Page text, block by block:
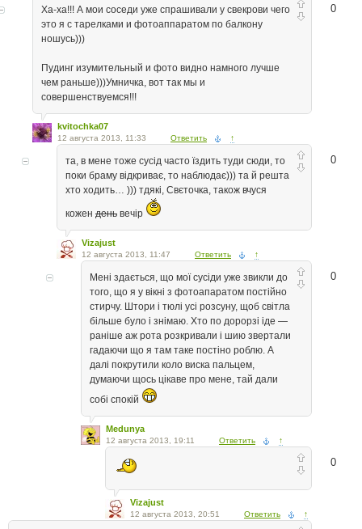
0
Ха-ха!!! А мои соседи уже спрашивали у свекрови чего
это я с тарелками и фотоаппаратом по балкону
ношусь)))
Пудинг изумительный и фото видно намного лучше
чем раньше)))Умничка, вот так мы и
совершенствуемся!!!
kvitochka07
12 августа 2013, 11:33 Ответить ↑
0
та, в мене тоже сусід часто їздить туди сюди, то
поки браму відкриває, то наблюдає))) та й решта
хто ходить… ))) тдякі, Свєточка, також вчуся
кожен день вечір
Vizajust
12 августа 2013, 11:47 Ответить ↑
0
Мені здається, що мої сусіди уже звикли до
того, що я у вікні з фотоапаратом постійно
стирчу. Штори і тюлі усі розсуну, щоб світла
більше було і знімаю. Хто по дорорзі іде —
раніше аж рота розкривали і шию звертали
гадаючи що я там таке постіно роблю. А
далі покрутили коло виска пальцем,
думаючи щось цікаве про мене, тай дали
собі спокій
Medunya
12 августа 2013, 19:11 Ответить ↑
0
Vizajust
12 августа 2013, 20:51 Ответить ↑